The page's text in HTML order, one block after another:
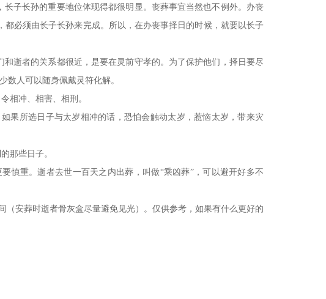
子长孙的重要地位体现得都很明显。丧葬事宜当然也不例外。办丧
必须由长子长孙来完成。所以，在办丧事择日的时候，就要以长子
逝者的关系都很近，是要在灵前守孝的。为了保护他们，择日要尽
数人可以随身佩戴灵符化解。
相冲、相害、相刑。
所选日子与太岁相冲的话，恐怕会触动太岁，惹恼太岁，带来灾
那些日子。
重。逝者去世一百天之内出葬，叫做“乘凶葬”，可以避开好多不
（安葬时逝者骨灰盒尽量避免见光）。仅供参考，如果有什么更好的